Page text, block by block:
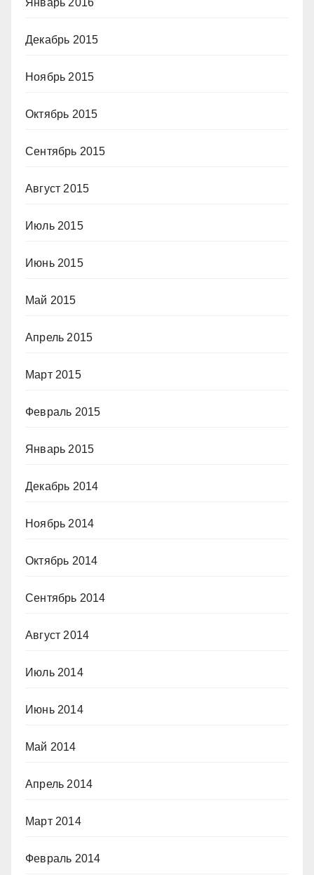
Январь 2016
Декабрь 2015
Ноябрь 2015
Октябрь 2015
Сентябрь 2015
Август 2015
Июль 2015
Июнь 2015
Май 2015
Апрель 2015
Март 2015
Февраль 2015
Январь 2015
Декабрь 2014
Ноябрь 2014
Октябрь 2014
Сентябрь 2014
Август 2014
Июль 2014
Июнь 2014
Май 2014
Апрель 2014
Март 2014
Февраль 2014